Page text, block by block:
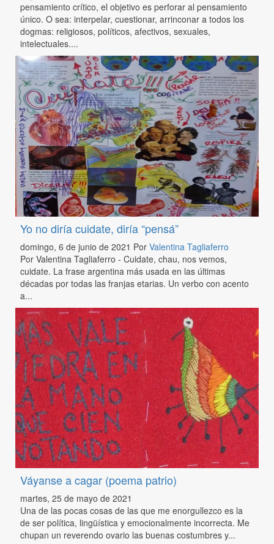
pensamiento crítico, el objetivo es perforar al pensamiento
único. O sea: interpelar, cuestionar, arrinconar a todos los
dogmas: religiosos, políticos, afectivos, sexuales,
intelectuales....
Yo no diría cuidate, diría “pensá”
domingo, 6 de junio de 2021 Por Valentina Tagliaferro
Por Valentina Tagliaferro - Cuidate, chau, nos vemos,
cuidate. La frase argentina más usada en las últimas
décadas por todas las franjas etarias. Un verbo con acento
a...
Váyanse a cagar (poema patrio)
martes, 25 de mayo de 2021
Una de las pocas cosas de las que me enorgullezco es la
de ser política, lingüística y emocionalmente incorrecta. Me
chupan un reverendo ovario las buenas costumbres y...